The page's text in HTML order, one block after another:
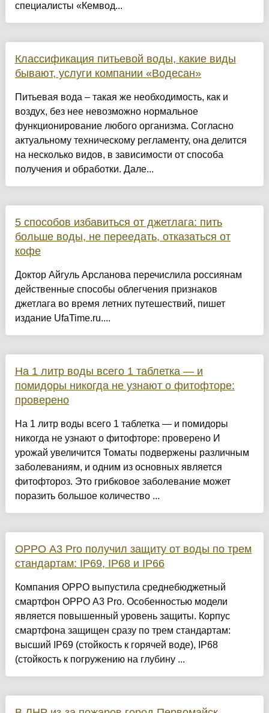
специалисты «Кемвод...
Классификация питьевой воды, какие виды
бывают, услуги компании «Водесан»
Питьевая вода – такая же необходимость, как и
воздух, без нее невозможно нормальное
функционирование любого организма. Согласно
актуальному техническому регламенту, она делится
на несколько видов, в зависимости от способа
получения и обработки. Дале...
5 способов избавиться от джетлага: пить
больше воды, не переедать, отказаться от
кофе
Доктор Айгуль Арсланова перечислила россиянам
действенные способы облегчения признаков
джетлага во время летних путешествий, пишет
издание UfaTime.ru....
На 1 литр воды всего 1 таблетка — и
помидоры никогда не узнают о фитофторе:
проверено
На 1 литр воды всего 1 таблетка — и помидоры
никогда не узнают о фитофторе: проверено И
урожай увеличится Томаты подвержены различным
заболеваниям, и одним из основных является
фитофтороз. Это грибковое заболевание может
поразить большое количество ...
OPPO A3 Pro получил защиту от воды по трем
стандартам: IP69, IP68 и IP66
Компания OPPO выпустила среднебюджетный
смартфон OPPO A3 Pro. Особенностью модели
является повышенный уровень защиты. Корпус
смартфона защищен сразу по трем стандартам:
высший IP69 (стойкость к горячей воде), IP68
(стойкость к погружению на глубину ...